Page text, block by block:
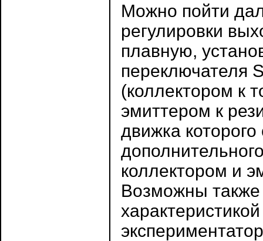
Можно пойти
регулировки
плавную,
переключателя
(коллектором к
эмиттером к
движка
коллектором и
Возможны